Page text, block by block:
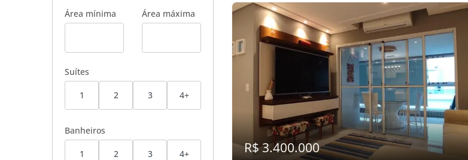
Área mínima Área máxima
Suítes
1 2 3 4+
Banheiros
1 2 3 4+ R$ 3.400.000